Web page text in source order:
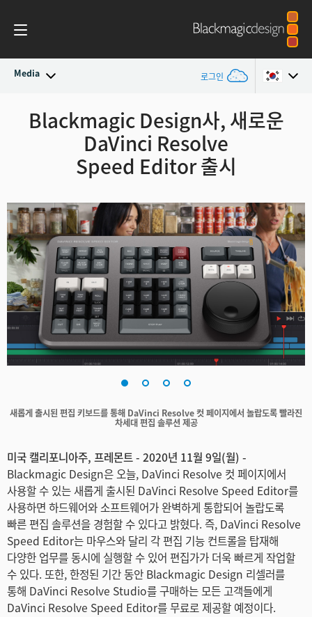
Media 로그인
최신 소식 Argentina
Australia
Austria
Brazil
Canada
China
Denmark
Finland
France
Hong Kong SAR, China
India
Italy
Japan
Korea
Mexico
Malaysia
Blackmagic Design사, 새로운
DaVinci Resolve
Speed Editor 출시
새롭게 출시된 편집 키보드를 통해 DaVinci Resolve 컷 페이지에서 놀랍도록 빨라진
차세대 편집 솔루션 제공
미국 캘리포니아주, 프레몬트 - 2020년 11월 9일(월) -
Blackmagic Design은 오늘, DaVinci Resolve 컷 페이지에서
사용할 수 있는 새롭게 출시된 DaVinci Resolve Speed Editor를
사용하면 하드웨어와 소프트웨어가 완벽하게 통합되어 놀랍도록
빠른 편집 솔루션을 경험할 수 있다고 밝혔다. 즉, DaVinci Resolve
Speed Editor는 마우스와 달리 각 편집 기능 컨트롤을 탑재해
다양한 업무를 동시에 실행할 수 있어 편집가가 더욱 빠르게 작업할
수 있다. 또한, 한정된 기간 동안 Blackmagic Design 리셀러를
통해 DaVinci Resolve Studio를 구매하는 모든 고객들에게
DaVinci Resolve Speed Editor를 무료로 제공할 예정이다.